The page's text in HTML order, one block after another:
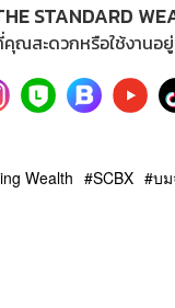
STANDARD
ณสะดวกหรือใช้งานอ
Wealth SCBX บม